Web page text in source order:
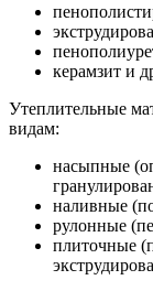
керамзит и
Утеплительные
видам:
насыпные
наливные
рулонные
плиточные